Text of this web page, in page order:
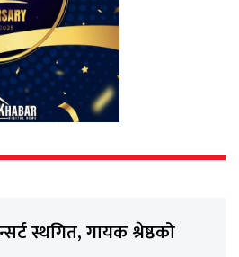
स्थगित, गायक श्रेष्ठको